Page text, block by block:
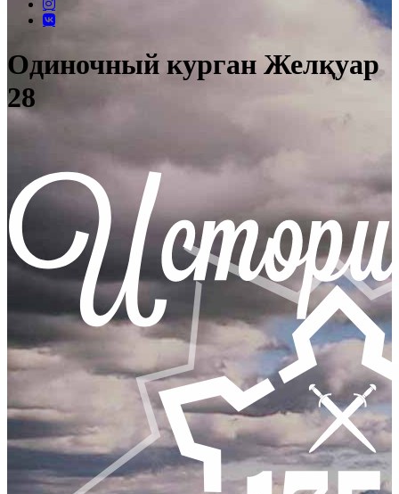
Одиночный курган Желқуар
28